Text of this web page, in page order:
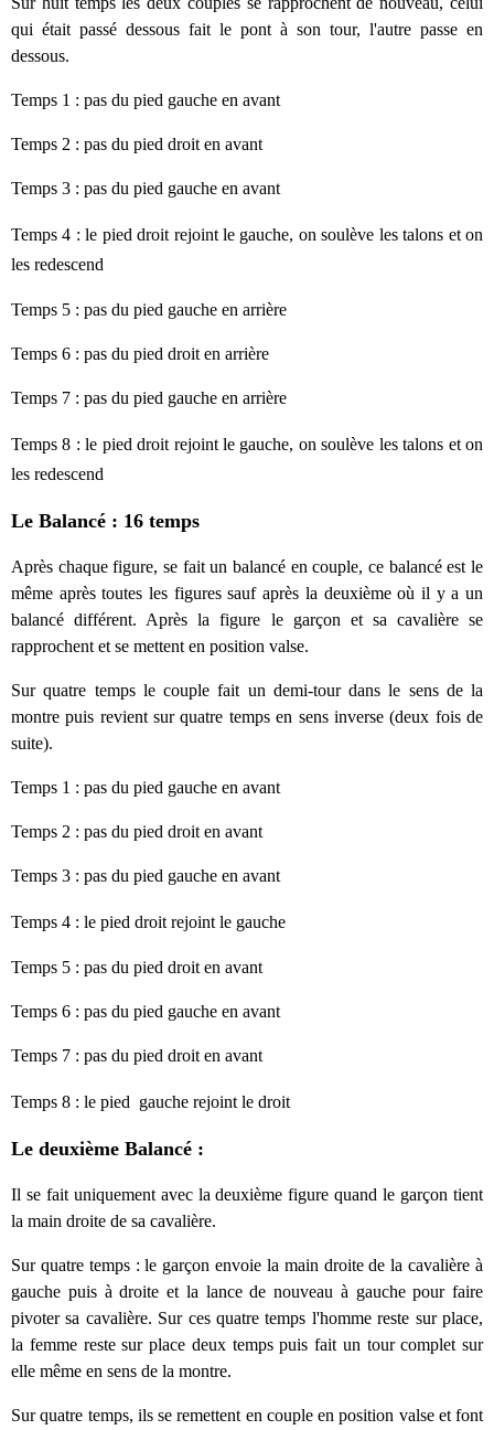
qui était passé dessous fait le pont à son tour, l'autre passe en
dessous.
Temps 1 : pas du pied gauche en avant
Temps 2 : pas du pied droit en avant
Temps 3 : pas du pied gauche en avant
Temps 4 :le pied droit rejoint le gauche, on soulève les talons et on
les redescend
Temps 5 : pas du pied gauche en arrière
Temps 6 : pas du pied droit en arrière
Temps 7 : pas du pied gauche en arrière
Temps 8 :le pied droit rejoint le gauche, on soulève les talons et on
les redescend
Le Balancé : 16 temps
Après chaque figure, se fait un balancé en couple, ce balancé est le
même après toutes les figures sauf après la deuxième où il y a un
balancé différent. Après la figure le garçon et sa cavalière se
rapprochent et se mettent en position valse.
Sur quatre temps le couple fait un demi-tour dans le sens de la
montre puis revient sur quatre temps en sens inverse (deux fois de
suite).
Temps 1 : pas du pied gauche en avant
Temps 2 : pas du pied droit en avant
Temps 3 : pas du pied gauche en avant
Temps 4 : le pied droit rejoint le gauche
Temps 5 : pas du pied droit en avant
Temps 6 : pas du pied gauche en avant
Temps 7 : pas du pied droit en avant
Temps 8 : le pied gauche rejoint le droit
Le deuxième Balancé :
Il se fait uniquement avec la deuxième figure quand le garçon tient
la main droite de sa cavalière.
Sur quatre temps : le garçon envoie la main droite de la cavalière à
gauche puis à droite et la lance de nouveau à gauche pour faire
pivoter sa cavalière. Sur ces quatre temps l'homme reste sur place,
la femme reste sur place deux temps puis fait un tour complet sur
elle même en sens de la montre.
Sur quatre temps, ils se remettent en couple en position valse et font